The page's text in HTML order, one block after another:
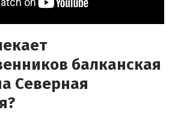
балканская
Северная